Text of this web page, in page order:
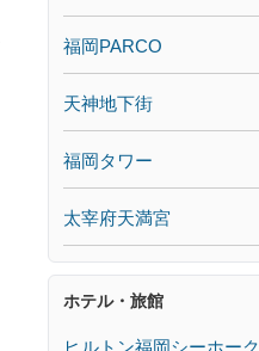
福岡PARCO
天神地下街
福岡タワー
太宰府天満宮
ホテル・旅館
ヒルトン福岡シーホーク